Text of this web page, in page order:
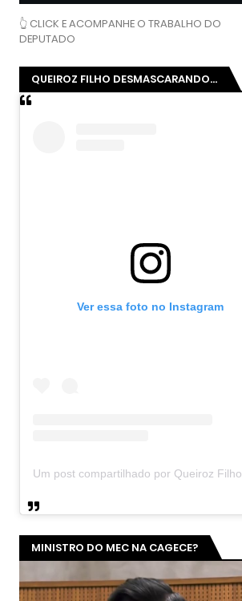
👆 CLICK E ACOMPANHE O TRABALHO DO
DEPUTADO
QUEIROZ FILHO DESMASCARANDO...
Ver essa foto no Instagram
MINISTRO DO MEC NA CAGECE?